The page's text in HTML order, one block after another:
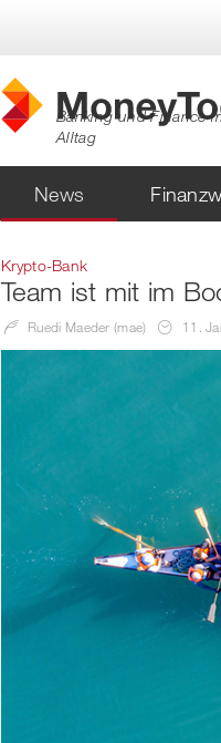
Banking und Finance
Alltag
News
Krypto-Bank
Team ist mit im
Ruedi Maeder (mae) 11.